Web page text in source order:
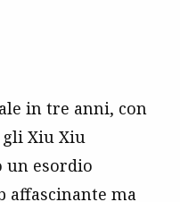
in tre anni, con
gli Xiu Xiu
un esordio
affascinante ma